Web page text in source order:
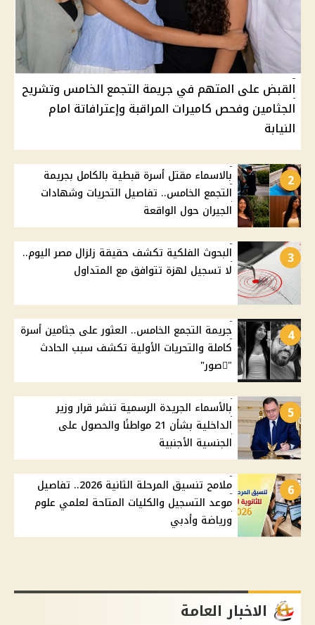
القبض على المتهم في جريمة التجمع الخامس وتشريح
الجثامين وفحص كاميرات المراقبة وإعترافاتة امام
النيابة
2
بالاسماء مقتل أسرة قبطية بالكامل بجريمة
التجمع الخامس.. تفاصيل التحريات وشهادات
الجيران حول الواقعة
3
البحوث الفلكية تكشف حقيقة زلزال مصر اليوم..
لا تسجيل لهزة تتوافق مع المتداول
4
جريمة التجمع الخامس.. العثور على جثامين أسرة
كاملة والتحريات الأولية تكشف سبب الحادث
"ًصور"
5
بالأسماء الجريدة الرسمية تنشر قرار وزير
الداخلية بشأن 21 مواطنًا والحصول على
الجنسية الأجنبية
6
ملامح تنسيق المرحلة الثانية 2026.. تفاصيل
موعد التسجيل والكليات المتاحة لعلمي علوم
ورياضة وأدبي
الاخبار العامة